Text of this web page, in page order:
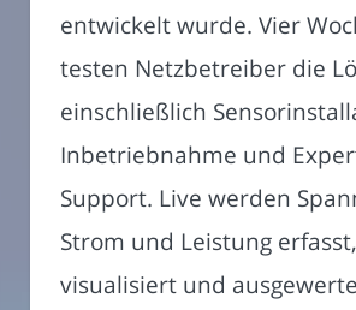
entwickelt wurde. Vier
testen Netzbetreiber die
einschließlich
Inbetriebnahme und
Support. Live werden
Strom und Leistung erfasst,
visualisiert und